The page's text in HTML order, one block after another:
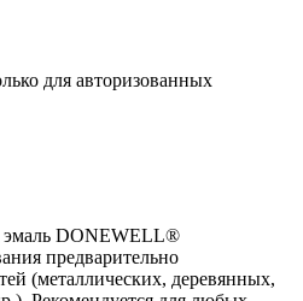
для авторизованных
эмаль DONEWELL®
предварительно
(металлических, деревянных,